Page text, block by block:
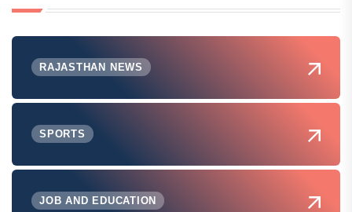
RAJASTHAN NEWS
SPORTS
JOB AND EDUCATION